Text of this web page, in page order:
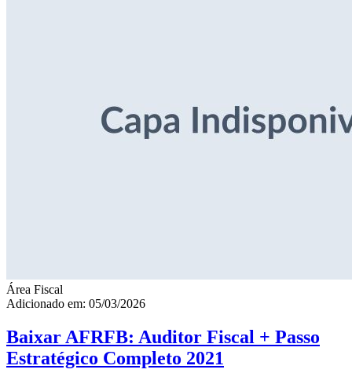
Área Fiscal
Adicionado em: 05/03/2026
Baixar AFRFB: Auditor Fiscal + Passo
Estratégico Completo 2021